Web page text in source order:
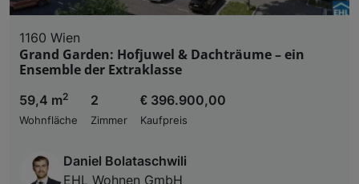
1160 Wien
Grand Garden: Hofjuwel & Dachträume – ein
Ensemble der Extraklasse
59,4 m2
Wohnfläche
2
Zimmer
€ 396.900,00
Kaufpreis
Daniel Bolataschwili
EHL Wohnen GmbH